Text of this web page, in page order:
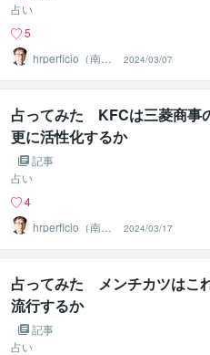
占い
5
hrperficio（南仙
台の父）
2024/03/07
占ってみた KFCは三菱商事
更に活性化するか
記事
占い
4
hrperficio（南仙
台の父）
2024/03/17
占ってみた メンチカツはこ
流行するか
記事
占い